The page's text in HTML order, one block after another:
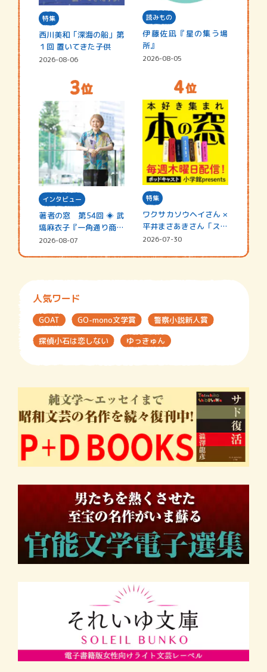
特集
西川美和「深海の船」第
１回 置いてきた子供
2026-08-06
読みもの
伊藤佐凪『星の集う場
所』
2026-08-05
インタビュー
著者の窓 第54回 ◈ 武
塙麻衣子『一角通り商店
街の…
2026-08-07
特集
ワクサカソウヘイさん ×
平井まさあきさん「スペ
シャ…
2026-07-30
人気ワード
GOAT GO-mono文学賞
警察小説新人賞
探偵小石は恋しない
ゆっきゅん